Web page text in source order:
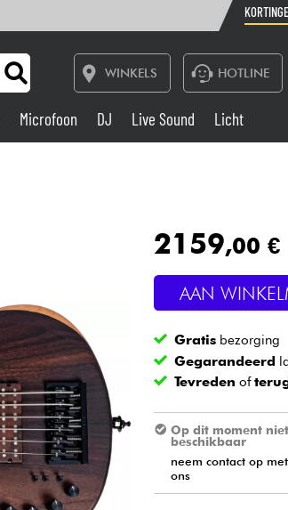
WINKELS HOTLINE
France
Belgique
Nederland
Live Sound
Blaasinstrument
Kabels &
Microfoon DJ Live Sound Licht
2159,00 €
AAN
Gratis bezorging
Gegarandeerd
Tevreden of
Op dit moment niet
beschikbaar
neem contact op met
ons